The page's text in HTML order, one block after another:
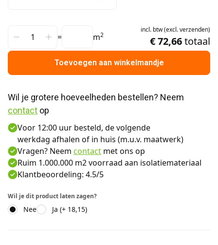
= m2
incl. btw(excl.verzenden)
€ 72,66totaal
Toevoegen aan winkelmandje
contact op
Voor 12:00 uur besteld, de volgende
werkdag afhalen of in huis (m.u.v. maatwerk)
Vragen? Neem contact met ons op
Ruim 1.000.000 m2 voorraad aan isolatiemateriaal
Klantbeoordeling: 4.5/5
Wil je dit product laten zagen?
Nee Ja (+ 18,15)